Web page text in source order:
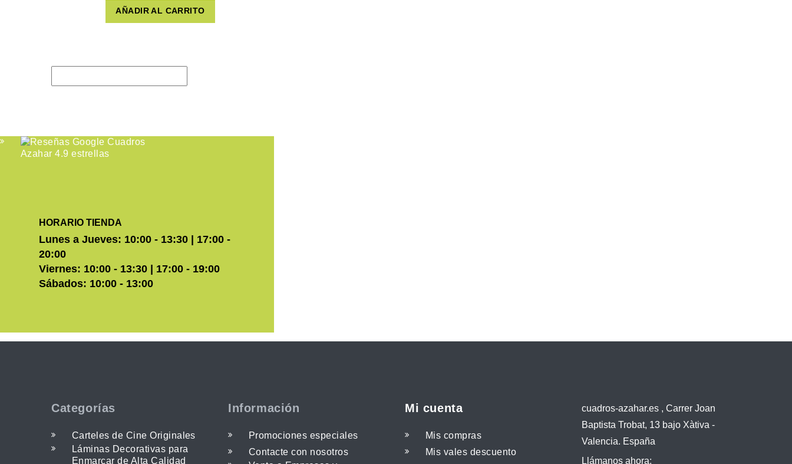
AÑADIR AL CARRITO
HORARIO TIENDA
Lunes a Jueves: 10:00 - 13:30 | 17:00 -
20:00
Viernes: 10:00 - 13:30 | 17:00 - 19:00
Sábados: 10:00 - 13:00
Categorías
Carteles de Cine Originales
Láminas Decorativas para
Enmarcar de Alta Calidad
Información
Promociones especiales
Contacte con nosotros
Mi cuenta
Mis compras
Mis vales descuento
cuadros-azahar.es , Carrer Joan
Baptista Trobat, 13 bajo Xàtiva -
Valencia. España
Llámanos ahora: